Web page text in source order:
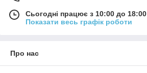
Сьогодні працює з 10:00 до 18:00
Показати весь графік роботи
Про нас